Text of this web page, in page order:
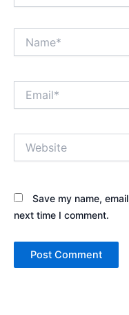
Save my name,
next time I comment.